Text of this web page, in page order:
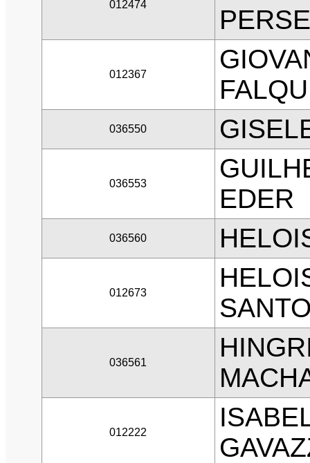
012474
012367
036550
036553
EDER
036560
012673
036561
012222